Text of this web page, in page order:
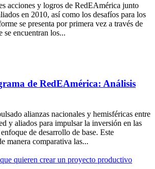
acciones y logros de RedEAmérica junto
en 2010, así como los desafíos para los
se presenta por primera vez a través de
se encuentran los...
de RedEAmérica: Análisis
alianzas nacionales y hemisféricas entre
y aliados para impulsar la inversión en las
de desarrollo de base. Este
manera comparativa las...